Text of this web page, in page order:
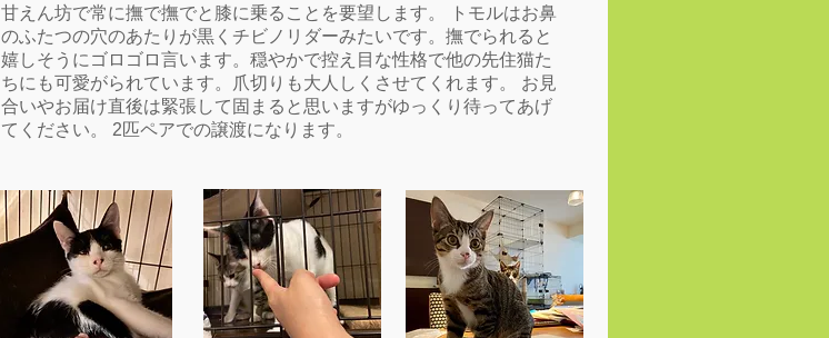
甘えん坊で常に撫で撫でと膝に乗ることを要望します。 トモルはお鼻
のふたつの穴のあたりが黒くチビノリダーみたいです。撫でられると
嬉しそうにゴロゴロ言います。穏やかで控え目な性格で他の先住猫た
ちにも可愛がられています。爪切りも大人しくさせてくれます。 お見
合いやお届け直後は緊張して固まると思いますがゆっくり待ってあげ
てください。 2匹ペアでの譲渡になります。